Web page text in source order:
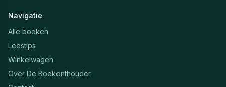
Navigatie
Alle boeken
Leestips
Winkelwagen
Over De Boekonthouder